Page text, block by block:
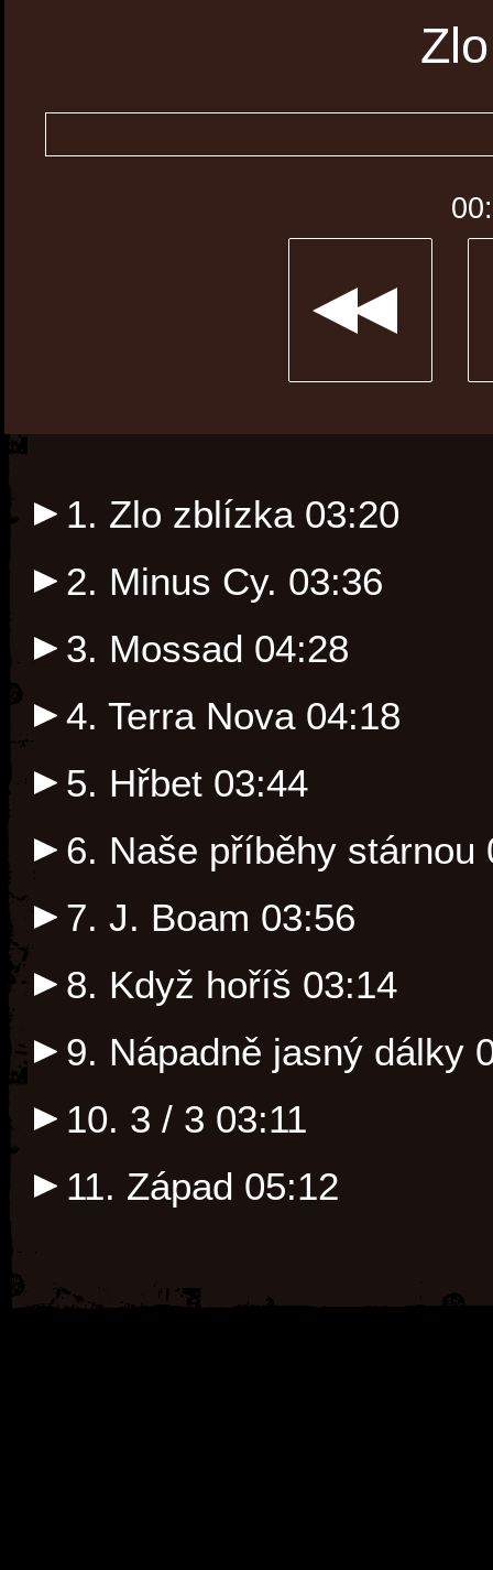
1. Zlo zblízka 03:20
2. Minus Cy. 03:36
3. Mossad 04:28
4. Terra Nova 04:18
5. Hřbet 03:44
6. Naše příběhy stárnou
7. J. Boam 03:56
8. Když hoříš 03:14
9. Nápadně jasný dálky
10. 3 / 3 03:11
11. Západ 05:12